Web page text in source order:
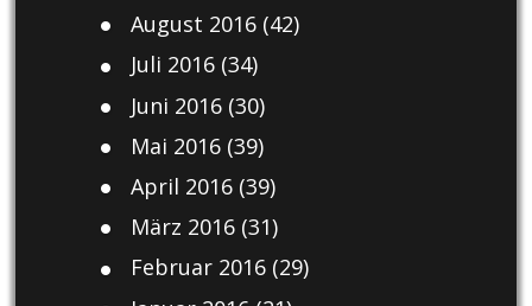
August 2016(42)
Juli 2016(34)
Juni 2016(30)
Mai 2016(39)
April 2016(39)
März 2016(31)
Februar 2016(29)